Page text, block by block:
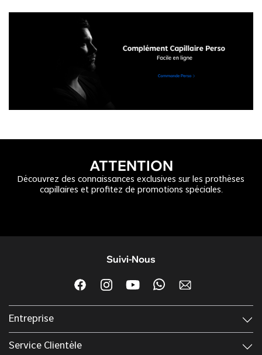
ATTENTION
Découvrez des connaissances exclusives sur les prothèses
capillaires et profitez de promotions spéciales.
Entreprise
Service Clientèle
Suivi-Nous